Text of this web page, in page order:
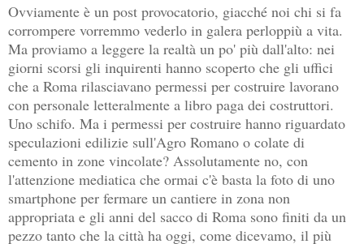
Ovviamente è un post provocatorio, giacché noi chi si fa
corrompere vorremmo vederlo in galera perloppiù a vita.
Ma proviamo a leggere la realtà un po' più dall'alto: nei
giorni scorsi gli inquirenti hanno scoperto che gli uffici
che a Roma rilasciavano permessi per costruire lavorano
con personale letteralmente a libro paga dei costruttori.
Uno schifo. Ma i permessi per costruire hanno riguardato
speculazioni edilizie sull'Agro Romano o colate di
cemento in zone vincolate? Assolutamente no, con
l'attenzione mediatica che ormai c'è basta la foto di uno
smartphone per fermare un cantiere in zona non
appropriata e gli anni del sacco di Roma sono finiti da un
pezzo tanto che la città ha oggi, come dicevamo, il più